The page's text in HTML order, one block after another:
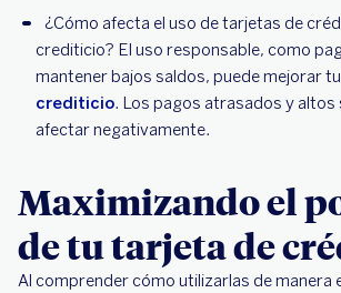
¿Cómo afecta el uso de tarjetas de
crediticio? El uso responsable, como
mantener bajos saldos, puede mejorar tu
crediticio. Los pagos atrasados y altos
afectar negativamente.
Maximizando el
de tu tarjeta de
Al comprender cómo utilizarlas de manera